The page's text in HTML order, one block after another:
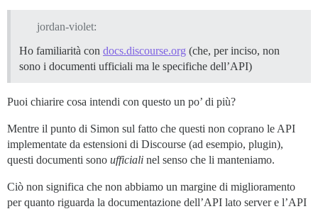
jordan-violet:
Ho familiarità con docs.discourse.org (che, per inciso, non
sono i documenti ufficiali ma le specifiche dell’API)
Puoi chiarire cosa intendi con questo un po’ di più?
Mentre il punto di Simon sul fatto che questi non coprano le API
implementate da estensioni di Discourse (ad esempio, plugin),
questi documenti sono ufficiali nel senso che li manteniamo.
Ciò non significa che non abbiamo un margine di miglioramento
per quanto riguarda la documentazione dell’API lato server e l’API